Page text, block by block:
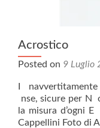
Acrostico
Posted on 9 Luglio
I
nse, sicure per N
la misura d’ogni
Cappellini Foto di